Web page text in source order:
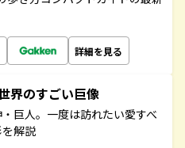
詳細を見る
界のすごい巨像
巨人。一度は訪れたい愛すべ
解説